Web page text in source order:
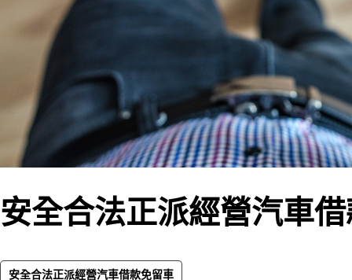
安全合法正派經營汽車
安全合法正派經營汽車借款免留車